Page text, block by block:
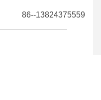
86--13824375559